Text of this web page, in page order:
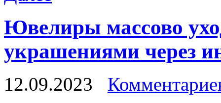
Ювелиры массово
украшениями через
12.09.2023